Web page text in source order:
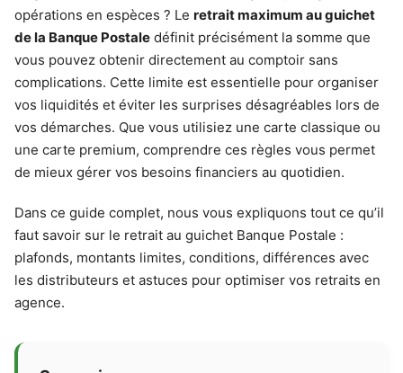
opérations en espèces ? Le retrait maximum au guichet
de la Banque Postale définit précisément la somme que
vous pouvez obtenir directement au comptoir sans
complications. Cette limite est essentielle pour organiser
vos liquidités et éviter les surprises désagréables lors de
vos démarches. Que vous utilisiez une carte classique ou
une carte premium, comprendre ces règles vous permet
de mieux gérer vos besoins financiers au quotidien.
Dans ce guide complet, nous vous expliquons tout ce qu’il
faut savoir sur le retrait au guichet Banque Postale :
plafonds, montants limites, conditions, différences avec
les distributeurs et astuces pour optimiser vos retraits en
agence.